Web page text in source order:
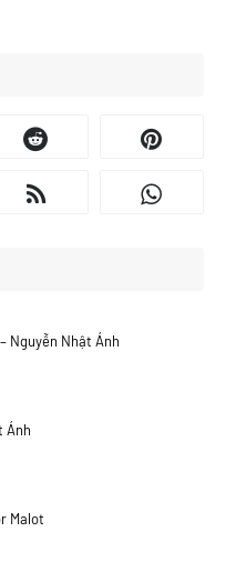
Nguyễn Nhật Ánh
Ánh
Malot